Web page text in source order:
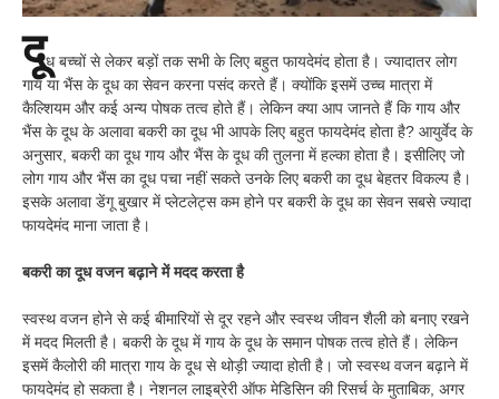
दूध बच्चों से लेकर बड़ों तक सभी के लिए बहुत फायदेमंद होता है। ज्यादातर लोग
गाय या भैंस के दूध का सेवन करना पसंद करते हैं। क्योंकि इसमें उच्च मात्रा में
कैल्शियम और कई अन्य पोषक तत्व होते हैं। लेकिन क्या आप जानते हैं कि गाय और
भैंस के दूध के अलावा बकरी का दूध भी आपके लिए बहुत फायदेमंद होता है? आयुर्वेद के
अनुसार, बकरी का दूध गाय और भैंस के दूध की तुलना में हल्का होता है। इसीलिए जो
लोग गाय और भैंस का दूध पचा नहीं सकते उनके लिए बकरी का दूध बेहतर विकल्प है।
इसके अलावा डेंगू बुखार में प्लेटलेट्स कम होने पर बकरी के दूध का सेवन सबसे ज्यादा
फायदेमंद माना जाता है।
बकरी का दूध वजन बढ़ाने में मदद करता है
स्वस्थ वजन होने से कई बीमारियों से दूर रहने और स्वस्थ जीवन शैली को बनाए रखने
में मदद मिलती है। बकरी के दूध में गाय के दूध के समान पोषक तत्व होते हैं। लेकिन
इसमें कैलोरी की मात्रा गाय के दूध से थोड़ी ज्यादा होती है। जो स्वस्थ वजन बढ़ाने में
फायदेमंद हो सकता है। नेशनल लाइब्रेरी ऑफ मेडिसिन की रिसर्च के मुताबिक, अगर